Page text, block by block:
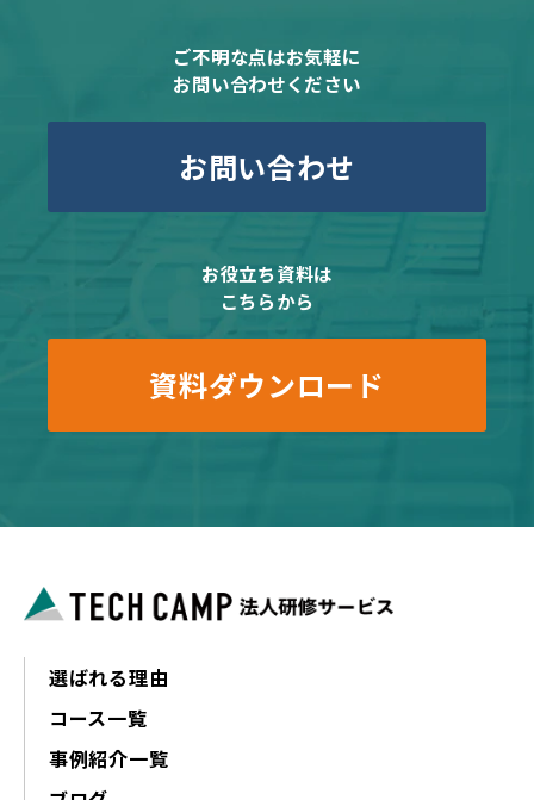
ご不明な点はお気軽に
お問い合わせください
お問い合わせ
お役立ち資料は
こちらから
資料ダウンロード
選ばれる理由
コース一覧
事例紹介一覧